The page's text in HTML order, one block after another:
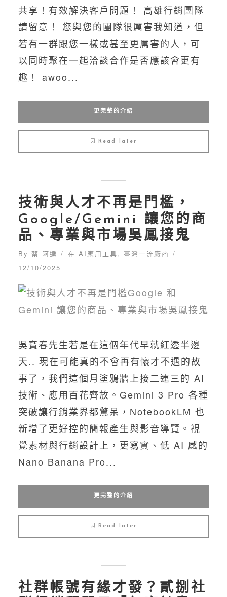
共享！有效解決客戶問題！ 高雄行銷團隊
請留意！ 您與您的團隊很厲害我知道，但
若有一群跟您一樣或甚至更厲害的人，可
以同時聚在一起洽談合作是否應該會更有
趣！ awoo...
更完整的介紹
Read later
技術與人才不再是門檻，
Google/Gemini 讓您的商
品、專業與市場吳鳳接鬼
By 蔡 阿達 在 AI應用工具, 臺灣一流廠商
12/10/2025
吳寶春先生若是在這個年代早就紅透半邊
天.. 現在可能真的不會再有懷才不遇的故
事了，我們這個月塗鴉牆上接二連三的 AI
技術、應用百花齊放。Gemini 3 Pro 各種
突破讓行銷業界都驚呆，NotebookLM 也
新增了更好控的簡報產生與影音導覽。視
覺素材與行銷設計上，更寫實、低 AI 感的
Nano Banana Pro...
更完整的介紹
Read later
社群帳號有緣才發？貳捌社